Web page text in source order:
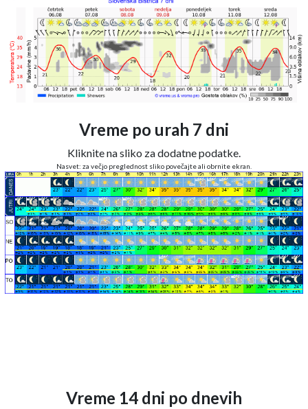
Vreme po urah 7 dni
Kliknite na sliko za dodatne podatke.
Nasvet: za večjo preglednost sliko povečajte ali obrnite ekran.
Vreme 14 dni po dnevih